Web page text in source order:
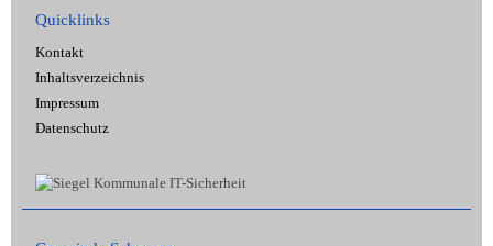
Quicklinks
Kontakt
Inhaltsverzeichnis
Impressum
Datenschutz